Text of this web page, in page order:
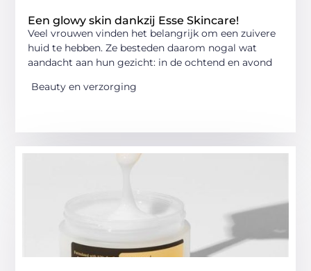
Een glowy skin dankzij Esse Skincare!
Veel vrouwen vinden het belangrijk om een zuivere
huid te hebben. Ze besteden daarom nogal wat
aandacht aan hun gezicht: in de ochtend en avond
Beauty en verzorging